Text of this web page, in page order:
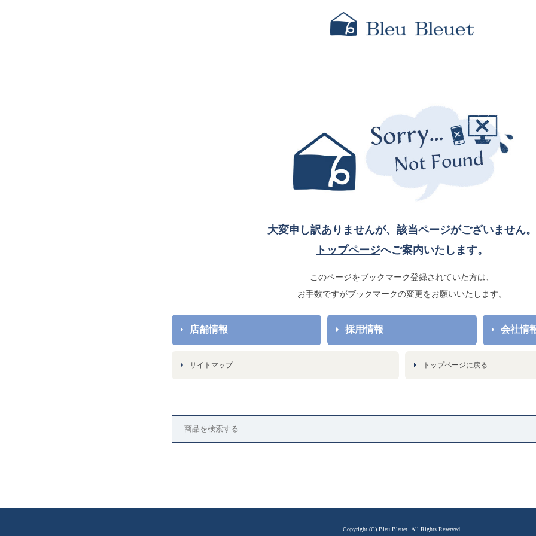
大変申し訳ありませんが、該当ページがございません。
トップページへご案内いたします。
このページをブックマーク登録されていた方は、
お手数ですがブックマークの変更をお願いいたします。
店舗情報 採用情報 会社情
サイトマップ トップページに戻る
Copyright (C) Bleu Bleuet. All Rights Reserved.